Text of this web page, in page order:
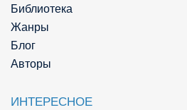
Библиотека
Жанры
Блог
Авторы
ИНТЕРЕСНОЕ